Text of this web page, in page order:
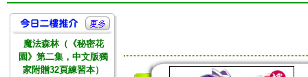
魔法森林（《秘密花
園》第二集，中文版獨
家附贈32頁練習本）